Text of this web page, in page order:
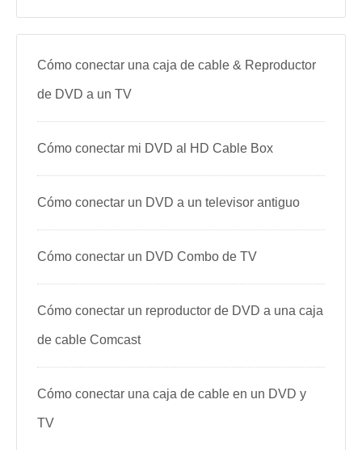
Cómo conectar una caja de cable & Reproductor
de DVD a un TV
Cómo conectar mi DVD al HD Cable Box
Cómo conectar un DVD a un televisor antiguo
Cómo conectar un DVD Combo de TV
Cómo conectar un reproductor de DVD a una caja
de cable Comcast
Cómo conectar una caja de cable en un DVD y
TV